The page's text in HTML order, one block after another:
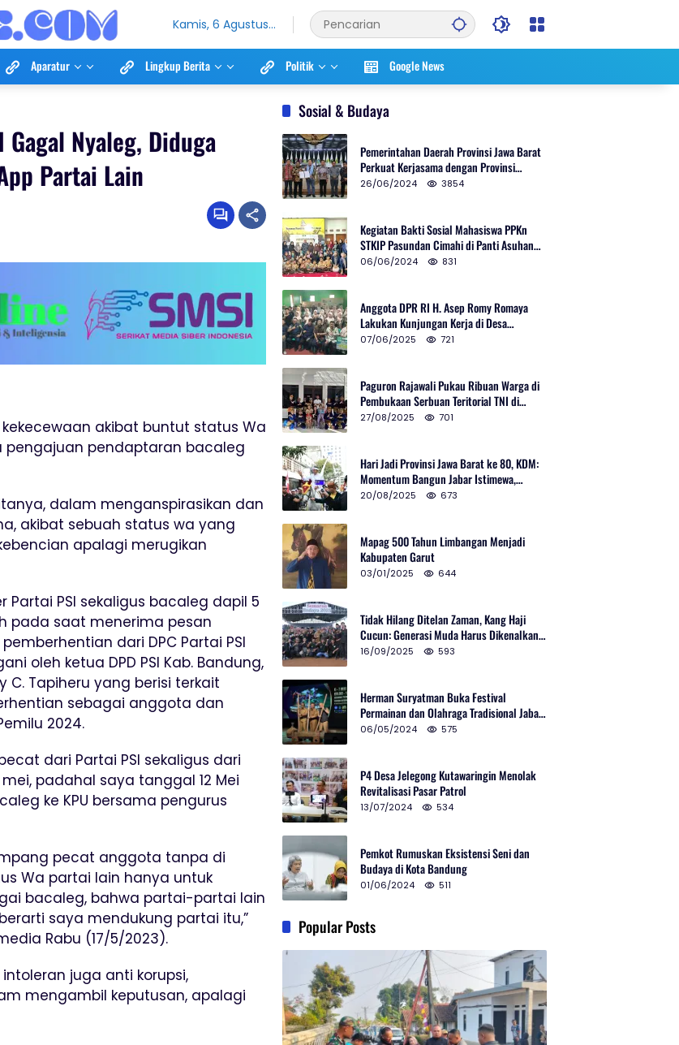
Kamis, 6 Agustus
Aparatur Lingkup Berita Politik Google News
Nyaleg, Diduga
Partai Lain
akibat buntut status Wa
pengajuan pendaptaran bacaleg
dalam menganspirasikan dan
akibat sebuah status wa yang
apalagi merugikan
PSI sekaligus bacaleg dapil 5
pada saat menerima pesan
dari DPC Partai PSI
oleh ketua DPD PSI Kab. Bandung,
C. Tapiheru yang berisi terkait
sebagai anggota dan
2024.
dari Partai PSI sekaligus dari
padahal saya tanggal 12 Mei
ke KPU bersama pengurus
pecat anggota tanpa di
Wa partai lain hanya untuk
bacaleg, bahwa partai-partai lain
saya mendukung partai itu,”
Rabu (17/5/2023).
juga anti korupsi,
mengambil keputusan, apalagi
Sosial & Budaya
Pemerintahan Daerah Provinsi Jawa Barat
Perkuat Kerjasama dengan Provinsi
Chungcheongnam Do Korea Selatan
26/06/2024 3854
Kegiatan Bakti Sosial Mahasiswa PPKn
STKIP Pasundan Cimahi di Panti Asuhan
Ulul Azmi Kota Cimahi
06/06/2024 831
Anggota DPR RI H. Asep Romy Romaya
Lakukan Kunjungan Kerja di Desa
Patrolsari
07/06/2025 721
Paguron Rajawali Pukau Ribuan Warga di
Pembukaan Serbuan Teritorial TNI di
Cibatu
27/08/2025 701
Hari Jadi Provinsi Jawa Barat ke 80, KDM:
Momentum Bangun Jabar Istimewa,
Lembur di Urus Kota Ditata
20/08/2025 673
Mapag 500 Tahun Limbangan Menjadi
Kabupaten Garut
03/01/2025 644
Tidak Hilang Ditelan Zaman, Kang Haji
Cucun: Generasi Muda Harus Dikenalkan
Pencak Silat
16/09/2025 593
Herman Suryatman Buka Festival
Permainan dan Olahraga Tradisional Jabar
2024 di Gedung Teater Tertutup
06/05/2024 575
P4 Desa Jelegong Kutawaringin Menolak
Revitalisasi Pasar Patrol
13/07/2024 534
Pemkot Rumuskan Eksistensi Seni dan
Budaya di Kota Bandung
01/06/2024 511
Popular Posts